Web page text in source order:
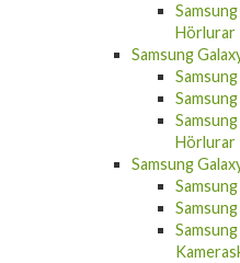
Hörlurar
Samsung
Hörlurar
Samsung